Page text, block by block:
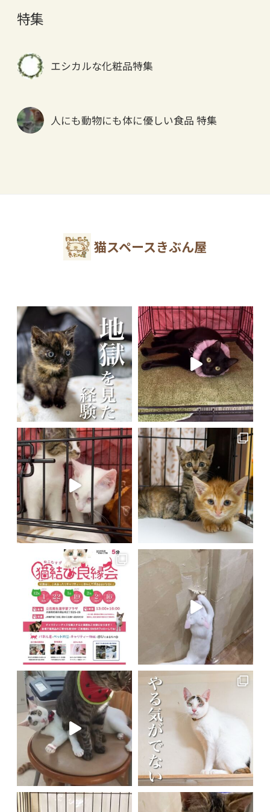
特集
エシカルな化粧品特集
人にも動物にも体に優しい食品 特集
猫スペースきぶん屋